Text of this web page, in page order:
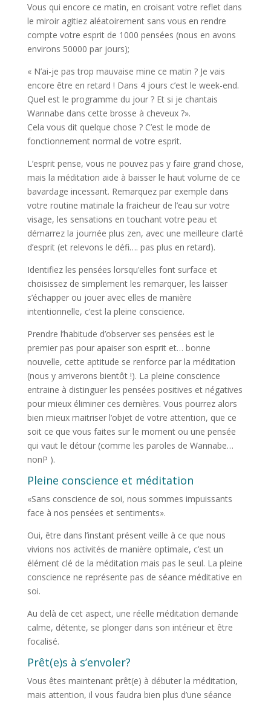
Vous qui encore ce matin, en croisant votre reflet dans
le miroir agitiez aléatoirement sans vous en rendre
compte votre esprit de 1000 pensées (nous en avons
environs 50000 par jours);
« N’ai-je pas trop mauvaise mine ce matin ? Je vais
encore être en retard ! Dans 4 jours c’est le week-end.
Quel est le programme du jour ? Et si je chantais
Wannabe dans cette brosse à cheveux ?».
Cela vous dit quelque chose ? C’est le mode de
fonctionnement normal de votre esprit.
L’esprit pense, vous ne pouvez pas y faire grand chose,
mais la méditation aide à baisser le haut volume de ce
bavardage incessant. Remarquez par exemple dans
votre routine matinale la fraicheur de l’eau sur votre
visage, les sensations en touchant votre peau et
démarrez la journée plus zen, avec une meilleure clarté
d’esprit (et relevons le défi…. pas plus en retard).
Identifiez les pensées lorsqu’elles font surface et
choisissez de simplement les remarquer, les laisser
s’échapper ou jouer avec elles de manière
intentionnelle, c’est la pleine conscience.
Prendre l’habitude d’observer ses pensées est le
premier pas pour apaiser son esprit et… bonne
nouvelle, cette aptitude se renforce par la méditation
(nous y arriverons bientôt !). La pleine conscience
entraine à distinguer les pensées positives et négatives
pour mieux éliminer ces dernières. Vous pourrez alors
bien mieux maitriser l’objet de votre attention, que ce
soit ce que vous faites sur le moment ou une pensée
qui vaut le détour (comme les paroles de Wannabe…
nonP ).
Pleine conscience et méditation
«Sans conscience de soi, nous sommes impuissants
face à nos pensées et sentiments».
Oui, être dans l’instant présent veille à ce que nous
vivions nos activités de manière optimale, c’est un
élément clé de la méditation mais pas le seul. La pleine
conscience ne représente pas de séance méditative en
soi.
Au delà de cet aspect, une réelle méditation demande
calme, détente, se plonger dans son intérieur et être
focalisé.
Prêt(e)s à s’envoler?
Vous êtes maintenant prêt(e) à débuter la méditation,
mais attention, il vous faudra bien plus d’une séance